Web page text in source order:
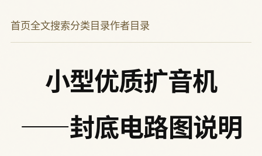
首页全文搜索分类目录作者目录
小型优质扩音机
——封底电路图说明